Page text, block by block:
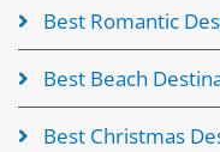
Best Romantic
Best Beach
Best Christmas